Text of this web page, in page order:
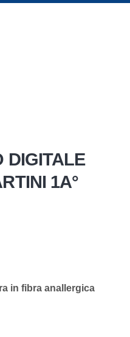
DIGITALE
1A°
in fibra anallergica